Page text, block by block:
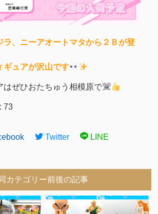
ラ、ニーアオートマタから２Ｂが登
ギュアが沢山です
はぜひおたちゅう相模原で
73
Twitter LINE
カテゴリー前後の記事